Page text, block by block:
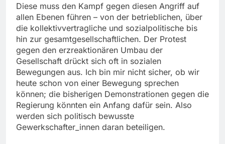
Diese muss den Kampf gegen diesen Angriff auf
allen Ebenen führen – von der betrieblichen, über
die kollektivvertragliche und sozialpolitische bis
hin zur gesamtgesellschaftlichen. Der Protest
gegen den erzreaktionären Umbau der
Gesellschaft drückt sich oft in sozialen
Bewegungen aus. Ich bin mir nicht sicher, ob wir
heute schon von einer Bewegung sprechen
können; die bisherigen Demonstrationen gegen die
Regierung könnten ein Anfang dafür sein. Also
werden sich politisch bewusste
Gewerkschafter_innen daran beteiligen.